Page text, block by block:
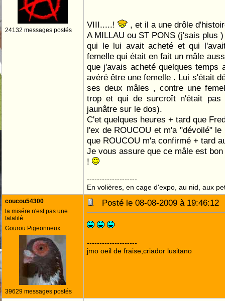
24132 messages postés
VIII.....!
, et il a une drôle
A MILLAU ou ST PONS (j'sais plus
qui le lui avait acheté et qui
femelle qui était en fait un mâle
que j'avais acheté quelques temps
avéré être une femelle . Lui s'était
ses deux mâles , contre une
trop et qui de surcroît n'était pas
jaunâtre sur le dos).
C'et quelques heures + tard que
l'ex de ROUCOU et m'a "dévoilé"
que ROUCOU m'a confirmé + tard
Je vous assure que ce mâle est
!
--------------------
En volières, en cage d'expo, au nid, aux
coucou54300
la misére n'est pas une
fatalité
Gourou Pigeonneux
39629 messages postés
Posté le 08-08-2009 à
--------------------
jmo oeil de fraise,criador lusitano